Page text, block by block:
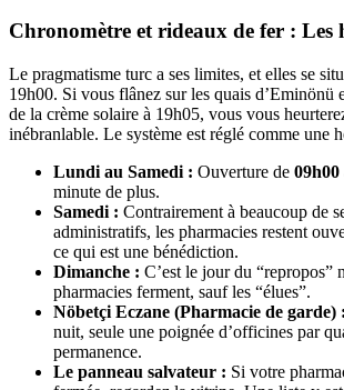
Chronomètre et rideaux de fer : Les
Le pragmatisme turc a ses limites, et elles se
19h00. Si vous flânez sur les quais d’Eminönü
de la crème solaire à 19h05, vous vous
inébranlable. Le système est réglé comme une
Lundi au Samedi : Ouverture de 09h00
minute de plus.
Samedi : Contrairement à beaucoup de
administratifs, les pharmacies restent
ce qui est une bénédiction.
Dimanche : C’est le jour du “repropos”
pharmacies ferment, sauf les “élues”.
Nöbetçi Eczane (Pharmacie de garde) :
nuit, seule une poignée d’officines par
permanence.
Le panneau salvateur : Si votre